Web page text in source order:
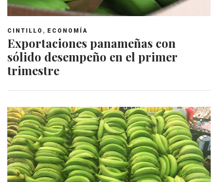
CINTILLO , ECONOMÍA
Exportaciones panameñas con
sólido desempeño en el primer
trimestre